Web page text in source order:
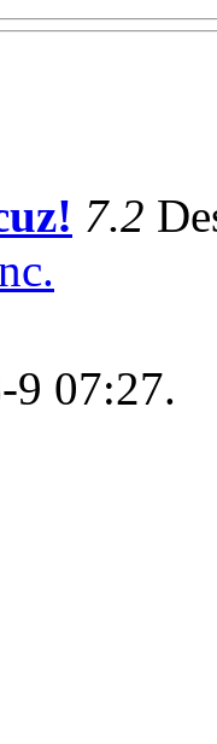
7.2
9 07:27.